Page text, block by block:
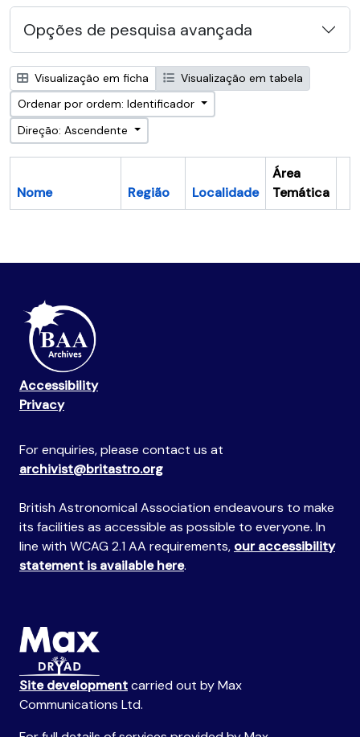
Opções de pesquisa avançada
Visualização em ficha
Visualização em tabela
Ordenar por ordem: Identificador
Direção: Ascendente
Nome Região Localidade
Área
Temática
Accessibility
Privacy
For enquiries, please contact us at
archivist@britastro.org
British Astronomical Association endeavours to make
its facilities as accessible as possible to everyone. In
line with WCAG 2.1 AA requirements, our accessibility
statement is available here.
Site developmentcarried out by Max
Communications Ltd.